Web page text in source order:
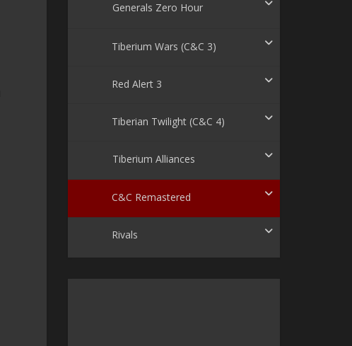
Generals Zero Hour
Tiberium Wars (C&C 3)
Red Alert 3
Tiberian Twilight (C&C 4)
Tiberium Alliances
C&C Remastered
Rivals